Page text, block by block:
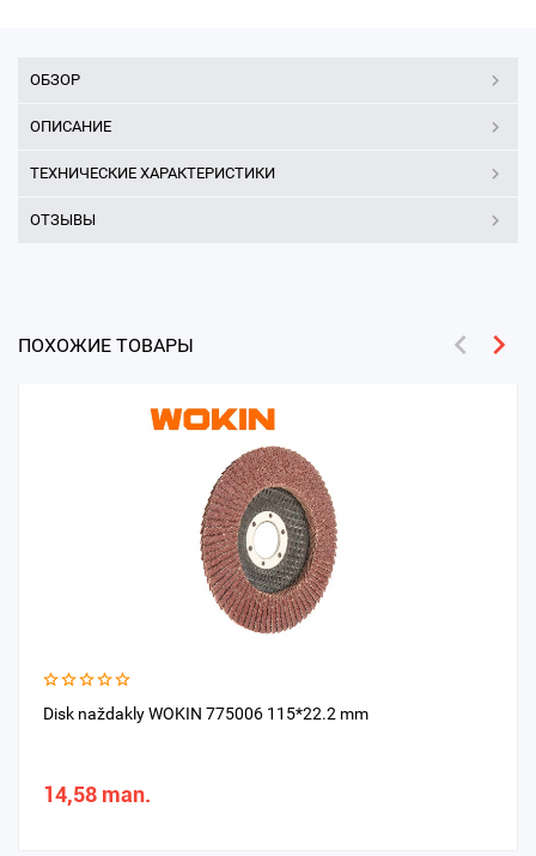
ОБЗОР
ОПИСАНИЕ
ТЕХНИЧЕСКИЕ ХАРАКТЕРИСТИКИ
ОТЗЫВЫ
ПОХОЖИЕ ТОВАРЫ
Disk naždakly WOKIN 775006 115*22.2 mm
14,58 man.